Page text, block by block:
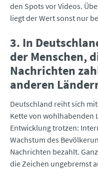
den Spots vor Videos.
liegt der Wert sonst nur
3. In
der Menschen,
Nachrichten
anderen
Deutschland reiht sich
Kette von wohlhabenden
Entwicklung trotzen:
Wachstum des
Nachrichten bezahlt.
die Zeichen ungebremst